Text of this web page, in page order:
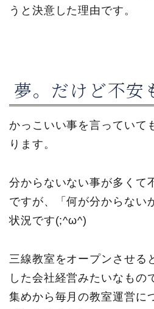
うと決意した理由です。
夢。だけど不安
かっこいい事を言っていて
ります。
分からないない事が多くて
ですが、「何が分からない
状況です(;^ω^)
三線教室をオープンさせる
した会社経営みたいなもの
集めから毎月の教室運営に